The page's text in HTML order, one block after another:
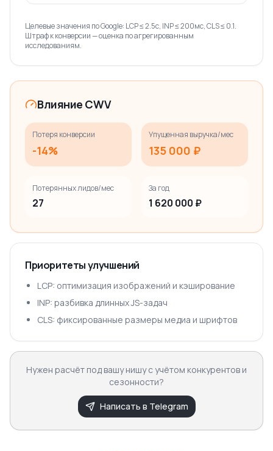
Целевые значения по Google: LCP ≤ 2.5с, INP ≤ 200мс, CLS ≤ 0.1.
Штраф к конверсии — оценка по агрегированным
исследованиям.
Влияние CWV
Потеря конверсии
-14%
Упущенная выручка/мес
135 000 ₽
Потерянных лидов/мес
27
За год
1 620 000 ₽
Приоритеты улучшений
LCP: оптимизация изображений и кэширование
INP: разбивка длинных JS-задач
CLS: фиксированные размеры медиа и шрифтов
Нужен расчёт под вашу нишу с учётом конкурентов и
сезонности?
Написать в Telegram